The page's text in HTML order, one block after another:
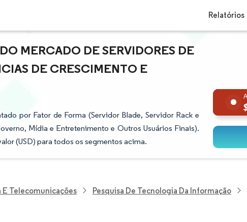
Relatórios
MERCADO DE SERVIDORES DE
DE CRESCIMENTO E
por Fator de Forma (Servidor Blade, Servidor Rack e
Mídia e Entretenimento e Outros Usuários Finais).
(USD) para todos os segmentos acima.
E Telecomunicações Pesquisa De Tecnologia Da Informação